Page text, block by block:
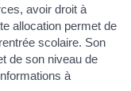
avoir droit à
allocation permet de
scolaire. Son
de son niveau de
à